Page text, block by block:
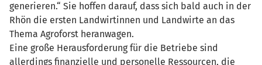
generieren.“ Sie hoffen darauf, dass sich bald auch in der
Rhön die ersten Landwirtinnen und Landwirte an das
Thema Agroforst heranwagen.
Eine große Herausforderung für die Betriebe sind
allerdings finanzielle und personelle Ressourcen, die